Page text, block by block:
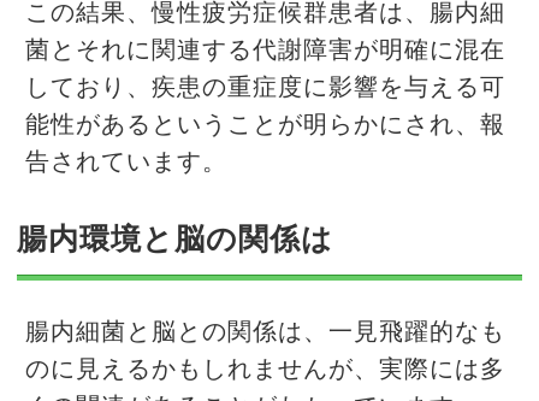
この結果、慢性疲労症候群患者は、腸内細
菌とそれに関連する代謝障害が明確に混在
しており、疾患の重症度に影響を与える可
能性があるということが明らかにされ、報
告されています。
腸内環境と脳の関係は
腸内細菌と脳との関係は、一見飛躍的なも
のに見えるかもしれませんが、実際には多